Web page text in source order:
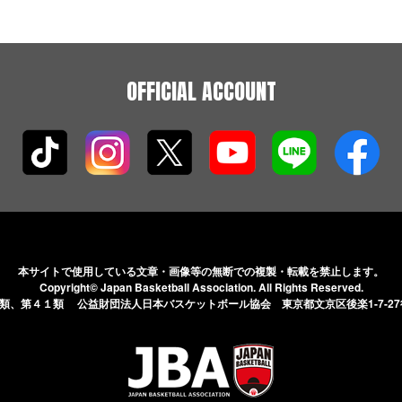
OFFICIAL ACCOUNT
本サイトで使用している文章・画像等の無断での複製・転載を禁止します。
Copyright© Japan Basketball Association.All Rights Reserved.
、第４１類 公益財団法人日本バスケットボール協会東京都文京区後楽1-7-27